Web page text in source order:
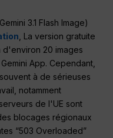
3.1 Flash Image)
, La version gratuite
d'environ 20 images
App. Cependant,
à de sérieuses
notamment
serveurs de l'UE sont
blocages régionaux
“503 Overloaded”